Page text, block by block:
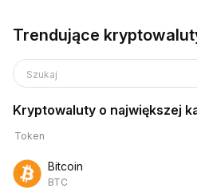
Trendujące
Szukaj
Kryptowaluty o największej
Token
Bitcoin
BTC